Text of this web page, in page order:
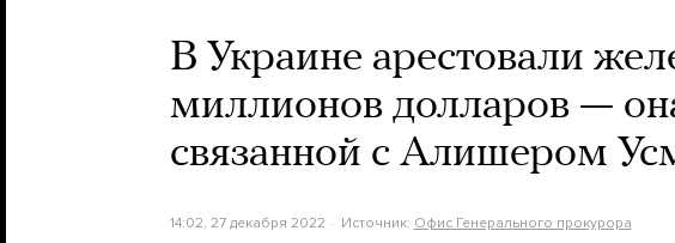
В Украине арестовали
миллионов долларов —
связанной с Алишером
14:02, 27 декабря 2022 Источник: Офис Генерального прокурора